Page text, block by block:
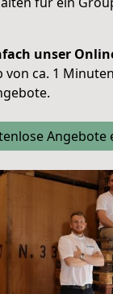
unser
ca. 1
Angebote